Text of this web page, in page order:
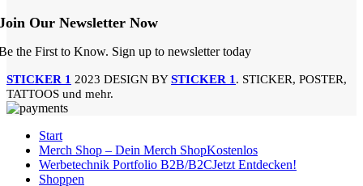
Our Newsletter Now
the First to Know. Sign up to newsletter today
STICKER 1 2023 DESIGN BYSTICKER 1 . STICKER, POSTER,
TATTOOS und mehr.
Start
Merch Shop – Dein Merch ShopKostenlos
Werbetechnik Portfolio B2B/B2CJetzt Entdecken!
Shoppen